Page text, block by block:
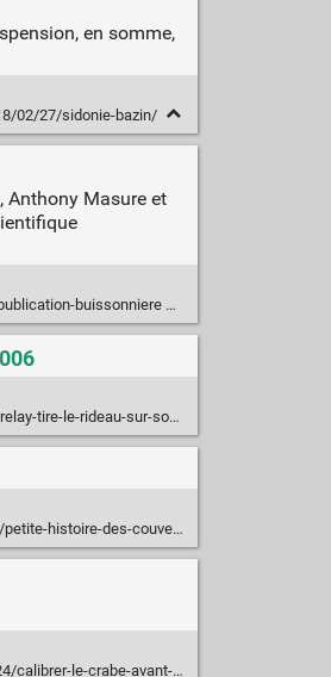
en somme,
02/27/sidonie-bazin/
Anthony Masure et
buissonniere
et-de-livres-num%C3%A9riques.html
des-couvertures-de-livres-4
le-crabe-avant-de-traduire/